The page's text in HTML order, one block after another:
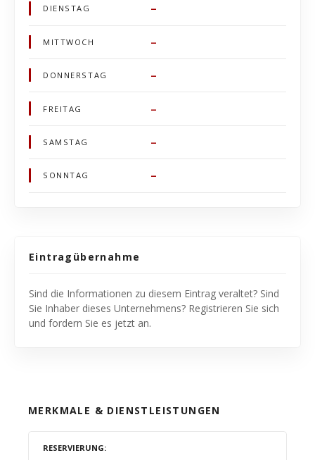
DIENSTAG –
MITTWOCH –
DONNERSTAG –
FREITAG –
SAMSTAG –
SONNTAG –
Eintragübernahme
Sind die Informationen zu diesem Eintrag veraltet? Sind
Sie Inhaber dieses Unternehmens? Registrieren Sie sich
und fordern Sie es jetzt an.
MERKMALE & DIENSTLEISTUNGEN
RESERVIERUNG